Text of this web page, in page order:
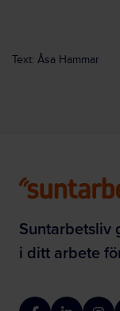
Text: Åsa Hammar
Suntarbetsliv
i ditt arbete